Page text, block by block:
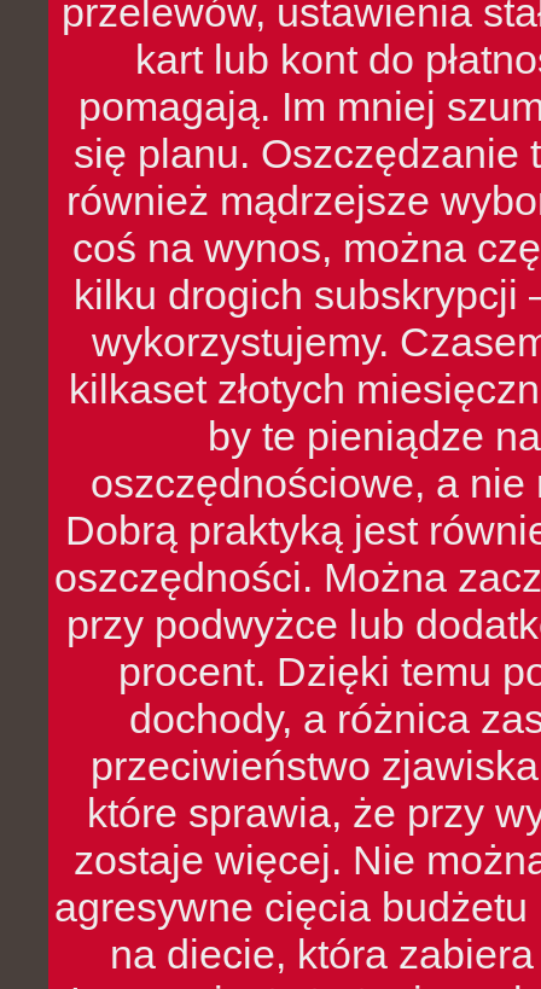
przelewów, ustawienia
kart lub kont do
pomagają. Im mniej
się planu. Oszczędzanie
również mądrzejsze
coś na wynos, można
kilku drogich subskrypcji
wykorzystujemy.
kilkaset złotych
by te pieniądze
oszczędnościowe, a nie
Dobrą praktyką jest
oszczędności. Można
przy podwyżce lub
procent. Dzięki temu
dochody, a różnica
przeciwieństwo
które sprawia, że przy
zostaje więcej. Nie
agresywne cięcia
na diecie, która